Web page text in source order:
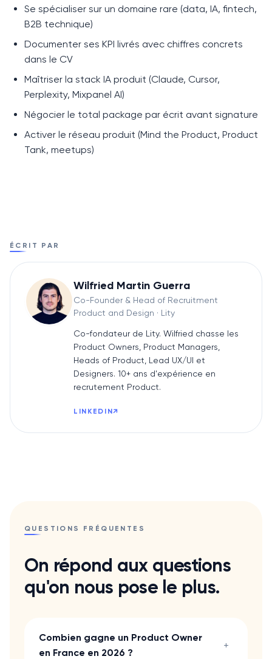
Se spécialiser sur un domaine rare (data, IA, fintech,
B2B technique)
Documenter ses KPI livrés avec chiffres concrets
dans le CV
Maîtriser la stack IA produit (Claude, Cursor,
Perplexity, Mixpanel AI)
Négocier le total package par écrit avant signature
Activer le réseau produit (Mind the Product, Product
Tank, meetups)
ÉCRIT PAR
Wilfried Martin Guerra
Co-Founder & Head of Recruitment
Product and Design · Lity
Co-fondateur de Lity. Wilfried chasse les
Product Owners, Product Managers,
Heads of Product, Lead UX/UI et
Designers. 10+ ans d'expérience en
recrutement Product.
LINKEDIN↗
QUESTIONS FRÉQUENTES
On répond aux questions
qu'on nous pose le plus.
Combien gagne un Product Owner
en France en 2026 ?
+